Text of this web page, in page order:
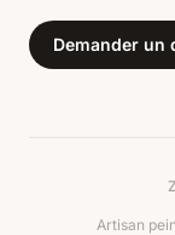
Demander un
Artisan